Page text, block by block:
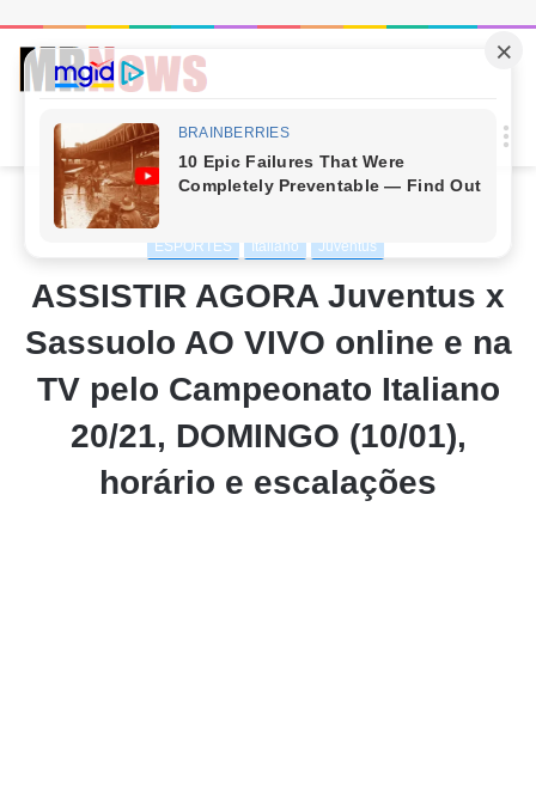
Início / ESPORTES
ESPORTES Italiano Juventus
ASSISTIR AGORA Juventus x
Sassuolo AO VIVO online e na
TV pelo Campeonato Italiano
20/21, DOMINGO (10/01),
horário e escalações